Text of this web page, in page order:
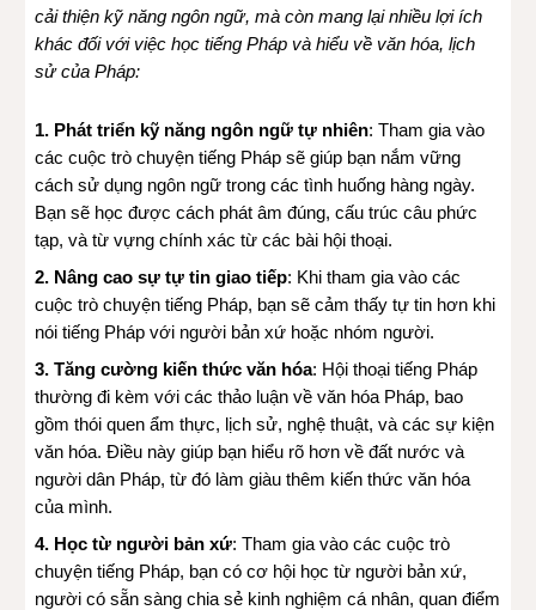
cải thiện kỹ năng ngôn ngữ, mà còn mang lại nhiều lợi ích
khác đối với việc học tiếng Pháp và hiểu về văn hóa, lịch
sử của Pháp:
1. Phát triển kỹ năng ngôn ngữ tự nhiên: Tham gia vào
các cuộc trò chuyện tiếng Pháp sẽ giúp bạn nắm vững
cách sử dụng ngôn ngữ trong các tình huống hàng ngày.
Bạn sẽ học được cách phát âm đúng, cấu trúc câu phức
tạp, và từ vựng chính xác từ các bài hội thoại.
2. Nâng cao sự tự tin giao tiếp: Khi tham gia vào các
cuộc trò chuyện tiếng Pháp, bạn sẽ cảm thấy tự tin hơn khi
nói tiếng Pháp với người bản xứ hoặc nhóm người.
3. Tăng cường kiến ​​thức văn hóa: Hội thoại tiếng Pháp
thường đi kèm với các thảo luận về văn hóa Pháp, bao
gồm thói quen ẩm thực, lịch sử, nghệ thuật, và các sự kiện
văn hóa. Điều này giúp bạn hiểu rõ hơn về đất nước và
người dân Pháp, từ đó làm giàu thêm kiến thức văn hóa
của mình.
4. Học từ người bản xứ: Tham gia vào các cuộc trò
chuyện tiếng Pháp, bạn có cơ hội học từ người bản xứ,
người có sẵn sàng chia sẻ kinh nghiệm cá nhân, quan điểm